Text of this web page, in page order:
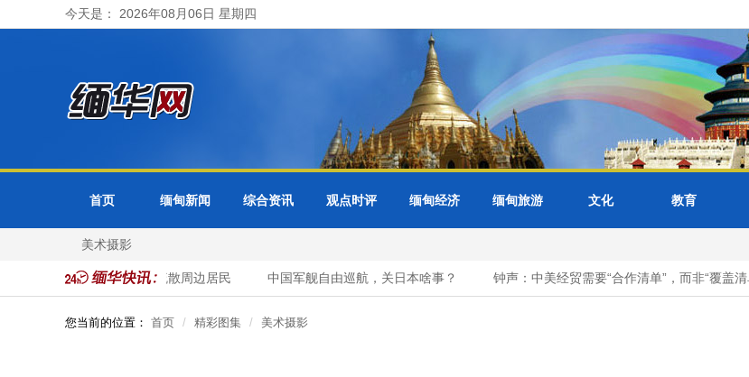
今天是： 2026年08月06日 星期四
首页 缅甸新闻 综合资讯 观点时评 缅甸经济 缅甸旅游 文化 教育
美术摄影
警戒水位 曼德勒省紧急疏散周边居民 中国军舰自由巡航，关日本啥事？ 钟声：中美经贸需要“合作清单”，而非“覆盖清单”
您当前的位置： 首页 精彩图集 美术摄影